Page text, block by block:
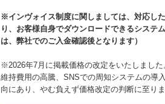
※インヴォイス制度に関しましては、対応し
り、お客様自身でダウンロードできるシステ
は、弊社でのご入金確認後となります）
※2026年7月に掲載価格の改定をいたしまし
維持費用の高騰、SNSでの周知システムの導
向にあり、やむ負えず価格改定の判断に至り